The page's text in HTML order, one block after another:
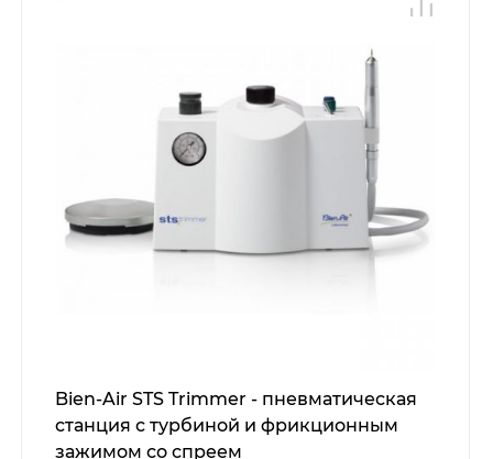
Bien-Air STS Trimmer - пневматическая
станция с турбиной и фрикционным
зажимом со спреем